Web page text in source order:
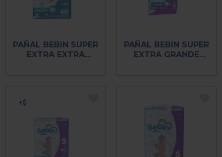
PAÑAL BEBIN SUPER
EXTRA EXTRA
PAÑAL BEBIN SUPER
EXTRA GRANDE
PIEZAS